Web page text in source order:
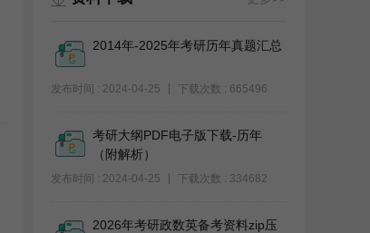
2014年-2025年考研历年真题汇总
发布时间 : 2024-04-25 下载次数 : 665496
考研大纲PDF电子版下载-历年
（附解析）
发布时间 : 2024-04-25 下载次数 : 334682
2026年考研政数英备考资料zip压